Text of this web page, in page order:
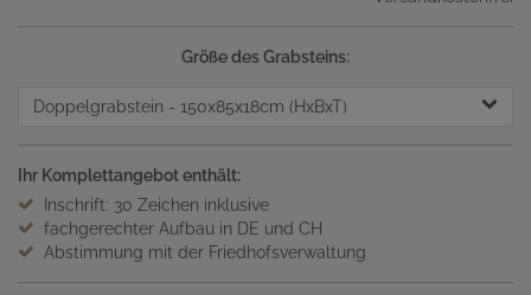
Größe des Grabsteins:
Doppelgrabstein - 150x85x18cm (HxBxT)
Ihr Komplettangebot enthält:
Inschrift: 30 Zeichen inklusive
fachgerechter Aufbau in DE und CH
Abstimmung mit der Friedhofsverwaltung